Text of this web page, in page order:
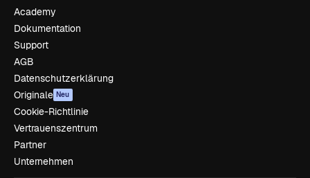
Academy
Dokumentation
Support
AGB
Datenschutzerklärung
Originale Neu
Cookie-Richtlinie
Vertrauenszentrum
Partner
Unternehmen